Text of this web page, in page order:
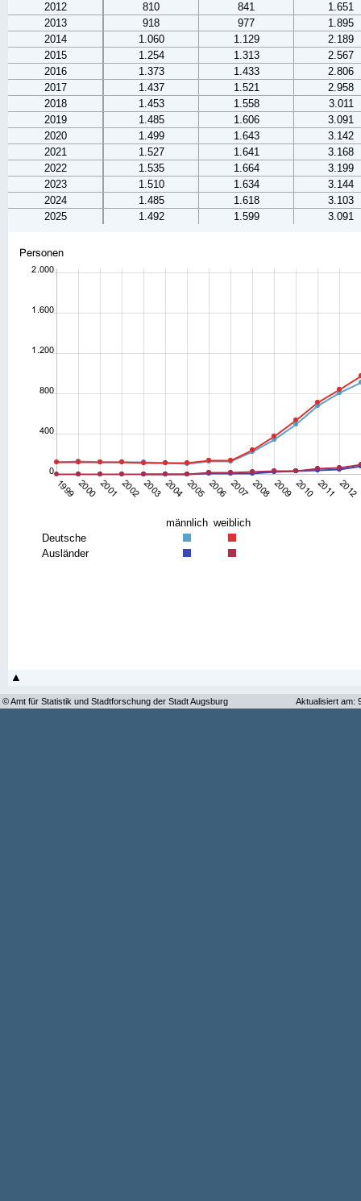
2012
810 841
1.651
2013
918 977
1.895
2014
1.060 1.129
2.189
2015
1.254 1.313
2.567
2016
1.373 1.433
2.806
2017
1.437 1.521
2.958
2018
1.453 1.558
3.011
2019
1.485 1.606
3.091
2020
1.499 1.643
3.142
2021
1.527 1.641
3.168
2022
1.535 1.664
3.199
2023
1.510 1.634
3.144
2024
1.485 1.618
3.103
2025
1.492 1.599 3.091
männlich weiblich
Deutsche
Ausländer
© Amt für Statistik und Stadtforschung der Stadt Augsburg Aktualisiert am: